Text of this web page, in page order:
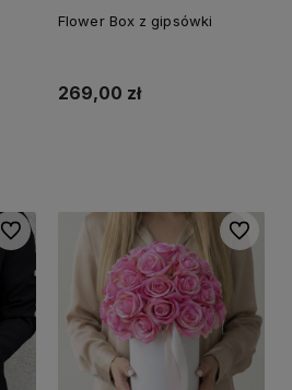
Flower Box z gipsówki
269,00 zł
Do ulubionych Do